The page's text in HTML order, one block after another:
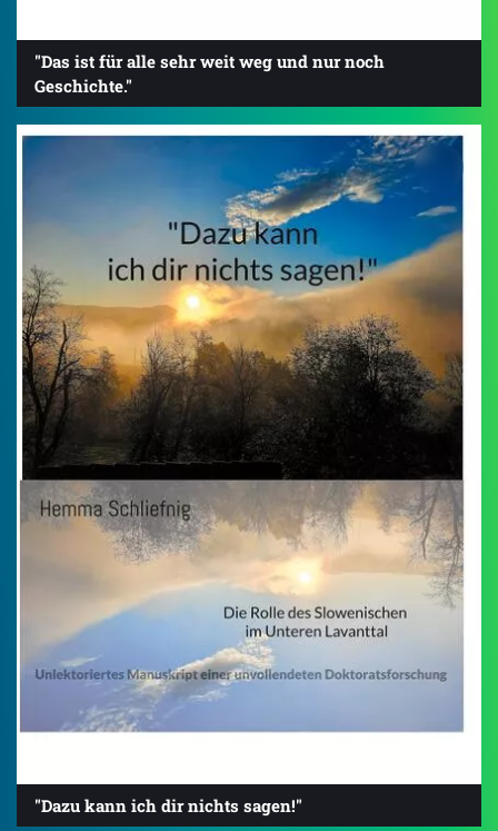
"Das ist für alle sehr weit weg und nur noch
Geschichte."
"Dazu kann ich dir nichts sagen!"